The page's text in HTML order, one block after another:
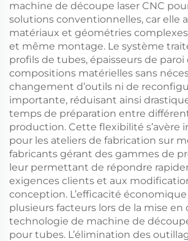
machine de découpe laser CNC
solutions conventionnelles, car elle
matériaux et géométries
et même montage. Le système
profils de tubes, épaisseurs de paroi
compositions matérielles sans
changement d’outils ni de
importante, réduisant ainsi
temps de préparation entre
production. Cette flexibilité s’avère
pour les ateliers de fabrication sur
fabricants gérant des gammes de
leur permettant de répondre
exigences clients et aux
conception. L’efficacité
plusieurs facteurs lors de la mise
technologie de machine de
pour tubes. L’élimination des